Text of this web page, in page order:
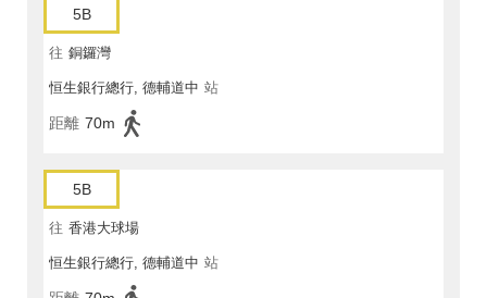
5B
往 銅鑼灣
恒生銀行總行, 德輔道中 站
距離 70m
5B
往 香港大球場
恒生銀行總行, 德輔道中 站